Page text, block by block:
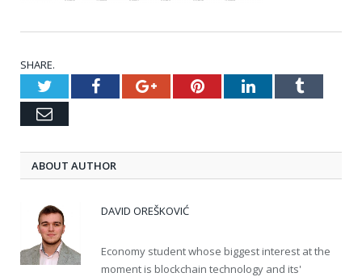
SHARE.
TwitterFacebookGoogle+PinterestLinkedInTumblr
Email
ABOUT AUTHOR
DAVID OREŠKOVIĆ
Economy student whose biggest interest at the
moment is blockchain technology and its'